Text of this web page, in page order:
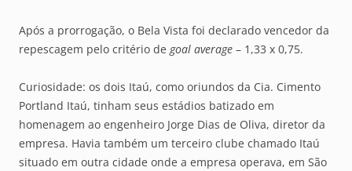
Após a prorrogação, o Bela Vista foi declarado vencedor da
repescagem pelo critério de goal average – 1,33 x 0,75.
Curiosidade: os dois Itaú, como oriundos da Cia. Cimento
Portland Itaú, tinham seus estádios batizado em
homenagem ao engenheiro Jorge Dias de Oliva, diretor da
empresa. Havia também um terceiro clube chamado Itaú
situado em outra cidade onde a empresa operava, em São